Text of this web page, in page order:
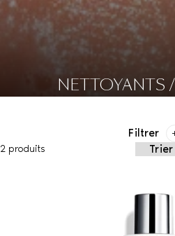
NETTOYANTS
Filtrer
2 produits